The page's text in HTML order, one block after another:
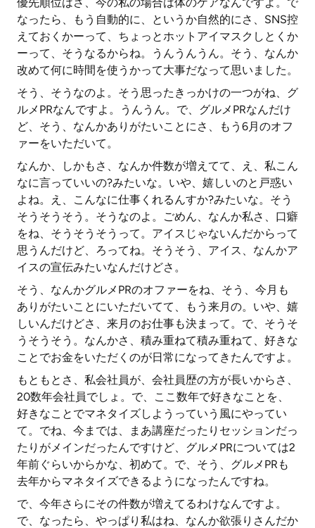
なったら、もう自動的に、というか自然的にさ、SNS控
えておくかーって、ちょっとホットアイマスクしとくか
ーって、そうなるからね。うんうんうん。そう、なんか
改めて何に時間を使うかって大事だなって思いました。
そう、そうなのよ。そう思ったきっかけの一つがね、グ
ルメPRなんですよ。うんうん。で、グルメPRなんだけ
ど、そう、なんかありがたいことにさ、もう6月のオフ
ァーをいただいて。
なんか、しかもさ、なんか件数が増えてて、え、私こん
なに言っていいの?みたいな。いや、嬉しいのと戸惑い
よね。え、こんなに仕事くれるんすか?みたいな。そう
そうそうそう。そうなのよ。ごめん、なんか私さ、口癖
をね、そうそうそうって。アイスじゃないんだからって
思うんだけど、ろってね。そうそう、アイス、なんかア
イスの宣伝みたいなんだけどさ。
そう、なんかグルメPRのオファーをね、そう、今月も
ありがたいことにいただいてて、もう来月の。いや、嬉
しいんだけどさ、来月のお仕事も決まって。で、そうそ
うそうそう。なんかさ、積み重ねて積み重ねて、好きな
ことでお金をいただくのが日常になってきたんですよ。
もともとさ、私会社員が、会社員歴の方が長いからさ、
20数年会社員でしょ。で、ここ数年で好きなことを、
好きなことでマネタイズしようっていう風にやってい
て。でね、今までは、まあ講座だったりセッションだっ
たりがメインだったんですけど、グルメPRについては2
年前ぐらいからかな、初めて。で、そう、グルメPRも
去年からマネタイズできるようになったんですね。
で、今年さらにその件数が増えてるわけなんですよ。
で、なったら、やっぱり私はね、なんか欲張りさんだか